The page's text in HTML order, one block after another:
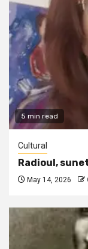
5 min read
Cultural
Radioul,
May 14, 2026